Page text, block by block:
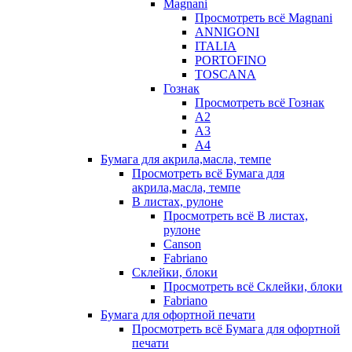
Magnani
Просмотреть всё Magnani
ANNIGONI
ITALIA
PORTOFINO
TOSCANA
Гознак
Просмотреть всё Гознак
А2
А3
А4
Бумага для акрила,масла, темпе
Просмотреть всё Бумага для
акрила,масла, темпе
В листах, рулоне
Просмотреть всё В листах,
рулоне
Canson
Fabriano
Склейки, блоки
Просмотреть всё Склейки, блоки
Fabriano
Бумага для офортной печати
Просмотреть всё Бумага для офортной
печати